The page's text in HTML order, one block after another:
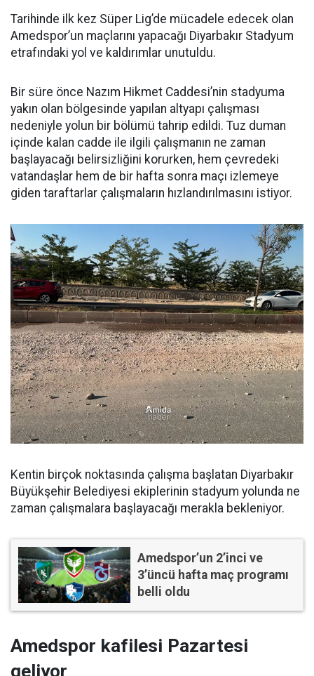
Tarihinde ilk kez Süper Lig’de mücadele edecek olan
Amedspor’un maçlarını yapacağı Diyarbakır Stadyum
etrafındaki yol ve kaldırımlar unutuldu.
Bir süre önce Nazım Hikmet Caddesi’nin stadyuma
yakın olan bölgesinde yapılan altyapı çalışması
nedeniyle yolun bir bölümü tahrip edildi. Tuz duman
içinde kalan cadde ile ilgili çalışmanın ne zaman
başlayacağı belirsizliğini korurken, hem çevredeki
vatandaşlar hem de bir hafta sonra maçı izlemeye
giden taraftarlar çalışmaların hızlandırılmasını istiyor.
Kentin birçok noktasında çalışma başlatan Diyarbakır
Büyükşehir Belediyesi ekiplerinin stadyum yolunda ne
zaman çalışmalara başlayacağı merakla bekleniyor.
Amedspor’un 2’inci ve
3’üncü hafta maç programı
belli oldu
Amedspor kafilesi Pazartesi
geliyor